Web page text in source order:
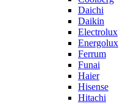
Daichi
Daikin
Electrolux
Energolux
Ferrum
Funai
Haier
Hisense
Hitachi